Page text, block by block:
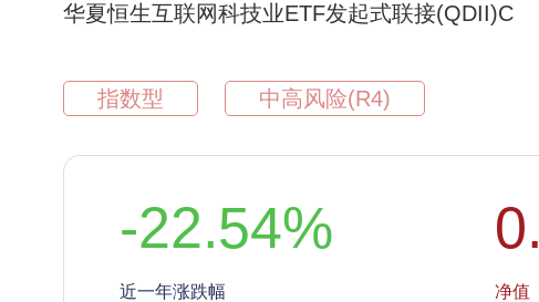
华夏恒生互联网科技业ETF发起式联接(QDII)C
指数型 中高风险(R4)
-22.54%
近一年涨跌幅 净值